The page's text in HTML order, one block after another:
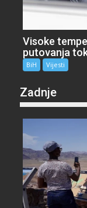
Visoke
putovanja
BiH Vijesti
Zadnje